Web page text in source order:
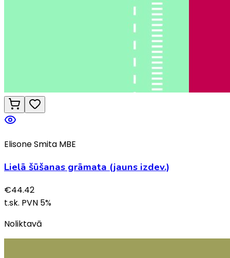
Elisone Smita MBE
Lielā šūšanas grāmata (jauns izdev.)
€44.42
t.sk. PVN 5%
Noliktavā